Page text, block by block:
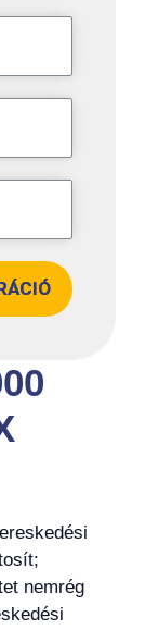
nemrég